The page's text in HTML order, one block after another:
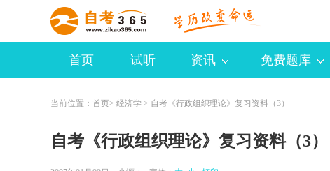
首页 试听 资讯 免费题库
当前位置： 首页> 经济学 > 自考《行政组织理论》复习资料（3）
自考《行政组织理论》复习资料（3）